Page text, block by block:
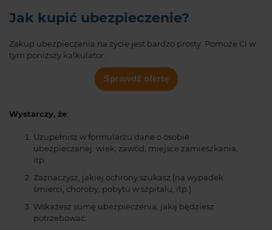
Jak kupić ubezpieczenie?
Zakup ubezpieczenia na życie jest bardzo prosty. Pomoże Ci w
tym poniższy kalkulator.
Sprawdź ofertę
Wystarczy, że:
Uzupełnisz w formularzu dane o osobie
ubezpieczanej: wiek, zawód, miejsce zamieszkania,
itp.
Zaznaczysz, jakiej ochrony szukasz (na wypadek
śmierci, choroby, pobytu w szpitalu, itp.).
Wskażesz sumę ubezpieczenia, jaką będziesz
potrzebować.